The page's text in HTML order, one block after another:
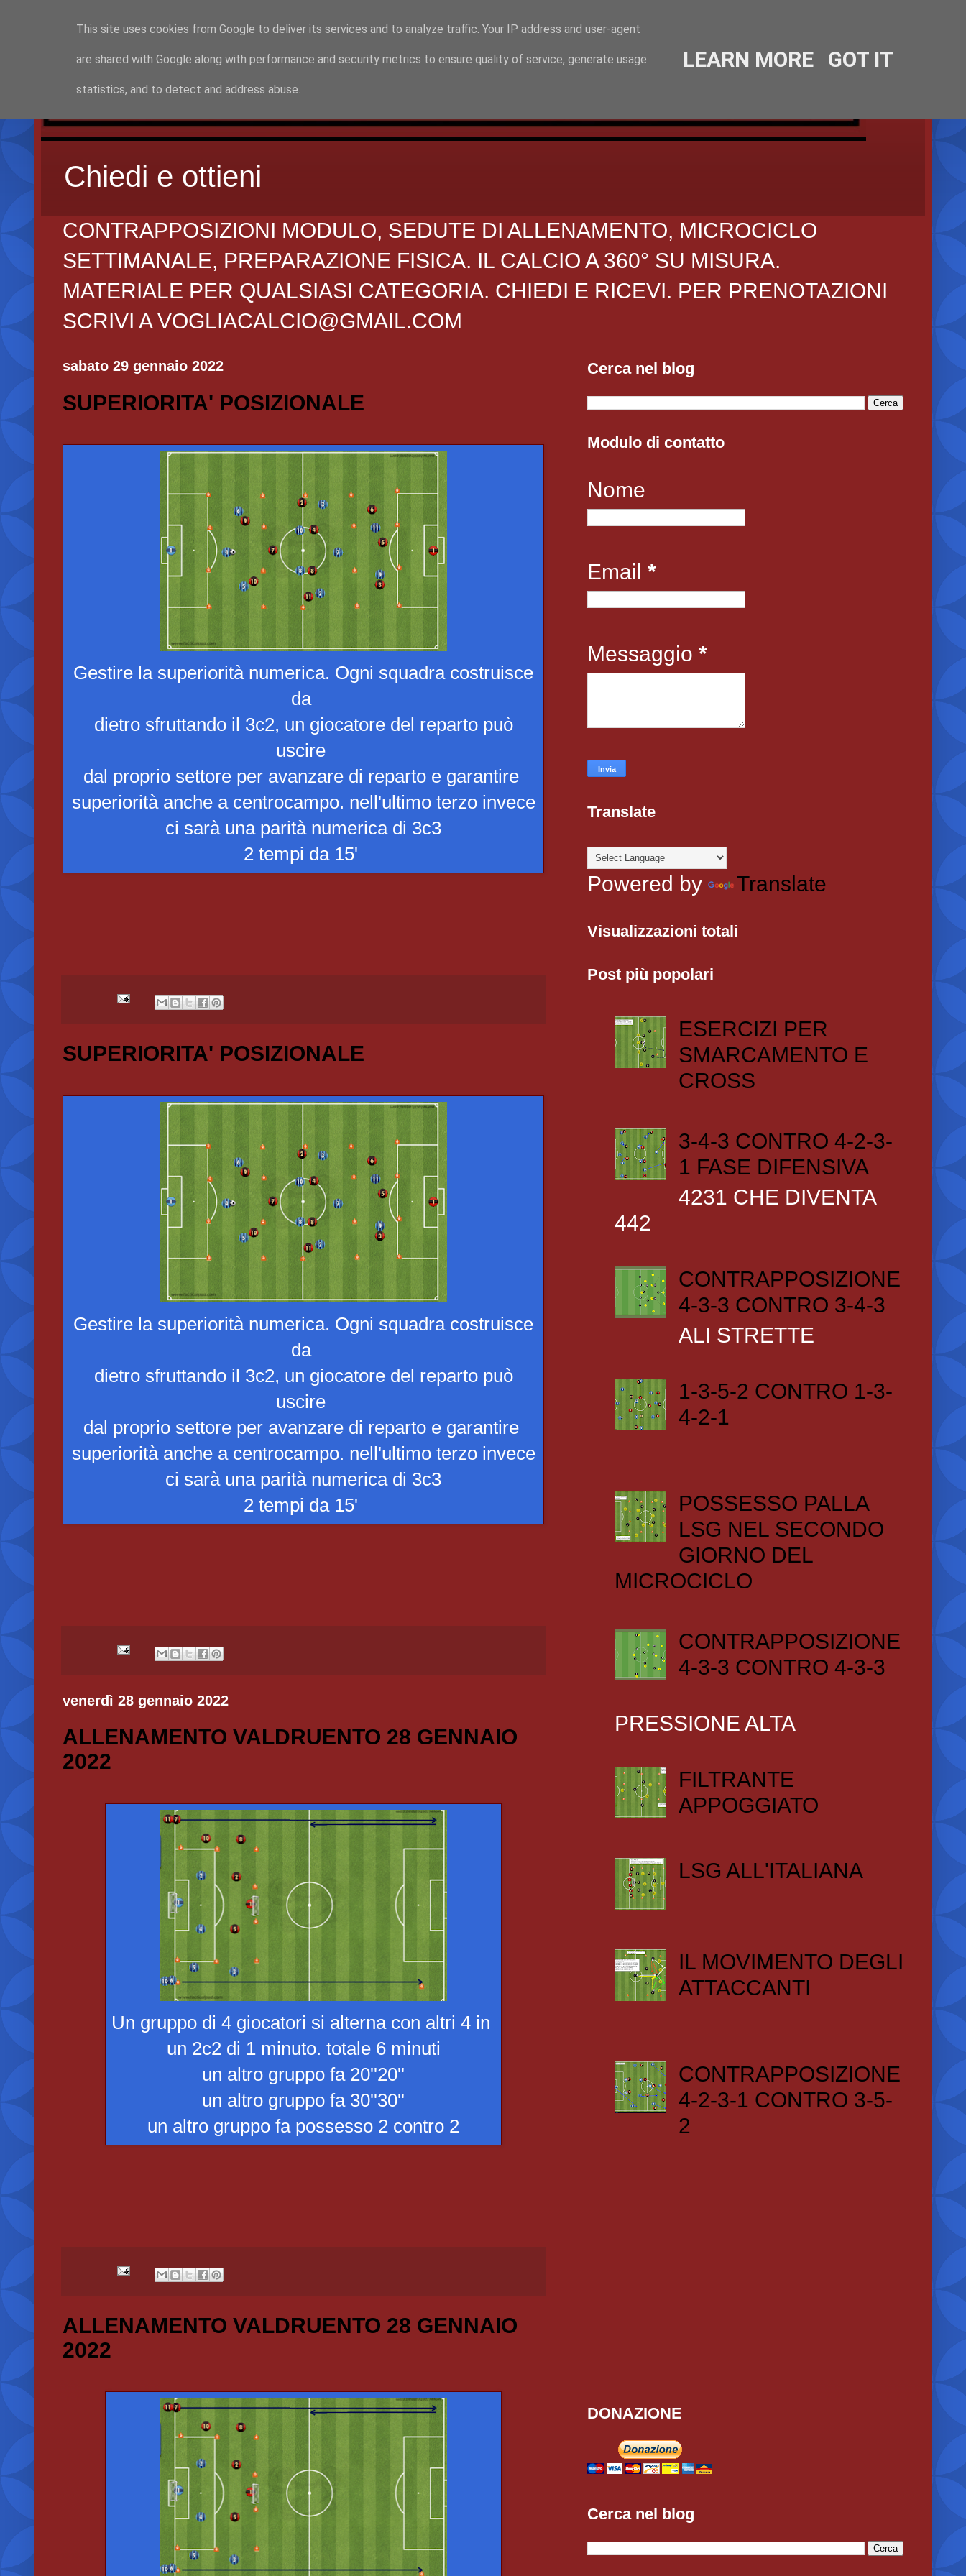
Chiedi e ottieni
CONTRAPPOSIZIONI MODULO, SEDUTE DI ALLENAMENTO, MICROCICLO
SETTIMANALE, PREPARAZIONE FISICA. IL CALCIO A 360° SU MISURA.
MATERIALE PER QUALSIASI CATEGORIA. CHIEDI E RICEVI. PER PRENOTAZIONI
SCRIVI A VOGLIACALCIO@GMAIL.COM
sabato 29 gennaio 2022
SUPERIORITA' POSIZIONALE
Gestire la superiorità numerica. Ogni squadra costruisce
da
dietro sfruttando il 3c2, un giocatore del reparto può
uscire
dal proprio settore per avanzare di reparto e garantire
superiorità anche a centrocampo. nell'ultimo terzo invece
ci sarà una parità numerica di 3c3
2 tempi da 15'
SUPERIORITA' POSIZIONALE
Gestire la superiorità numerica. Ogni squadra costruisce
da
dietro sfruttando il 3c2, un giocatore del reparto può
uscire
dal proprio settore per avanzare di reparto e garantire
superiorità anche a centrocampo. nell'ultimo terzo invece
ci sarà una parità numerica di 3c3
2 tempi da 15'
venerdì 28 gennaio 2022
ALLENAMENTO VALDRUENTO 28 GENNAIO
2022
Un gruppo di 4 giocatori si alterna con altri 4 in
un 2c2 di 1 minuto. totale 6 minuti
un altro gruppo fa 20''20''
un altro gruppo fa 30''30''
un altro gruppo fa possesso 2 contro 2
ALLENAMENTO VALDRUENTO 28 GENNAIO
2022
Cerca nel blog
Modulo di contatto
Nome
Email *
Messaggio *
Translate
Powered by Translate
Visualizzazioni totali
Post più popolari
ESERCIZI PER
SMARCAMENTO E
CROSS
3-4-3 CONTRO 4-2-3-
1 FASE DIFENSIVA
4231 CHE DIVENTA
442
CONTRAPPOSIZIONE
4-3-3 CONTRO 3-4-3
ALI STRETTE
1-3-5-2 CONTRO 1-3-
4-2-1
POSSESSO PALLA
LSG NEL SECONDO
GIORNO DEL
MICROCICLO
CONTRAPPOSIZIONE
4-3-3 CONTRO 4-3-3
PRESSIONE ALTA
FILTRANTE
APPOGGIATO
LSG ALL'ITALIANA
IL MOVIMENTO DEGLI
ATTACCANTI
CONTRAPPOSIZIONE
4-2-3-1 CONTRO 3-5-
2
DONAZIONE
Cerca nel blog
This site uses cookies from Google to deliver its services and to analyze traffic. Your IP address and user-agent
are shared with Google along with performance and security metrics to ensure quality of service, generate usage
statistics, and to detect and address abuse.
LEARN MORE GOT IT